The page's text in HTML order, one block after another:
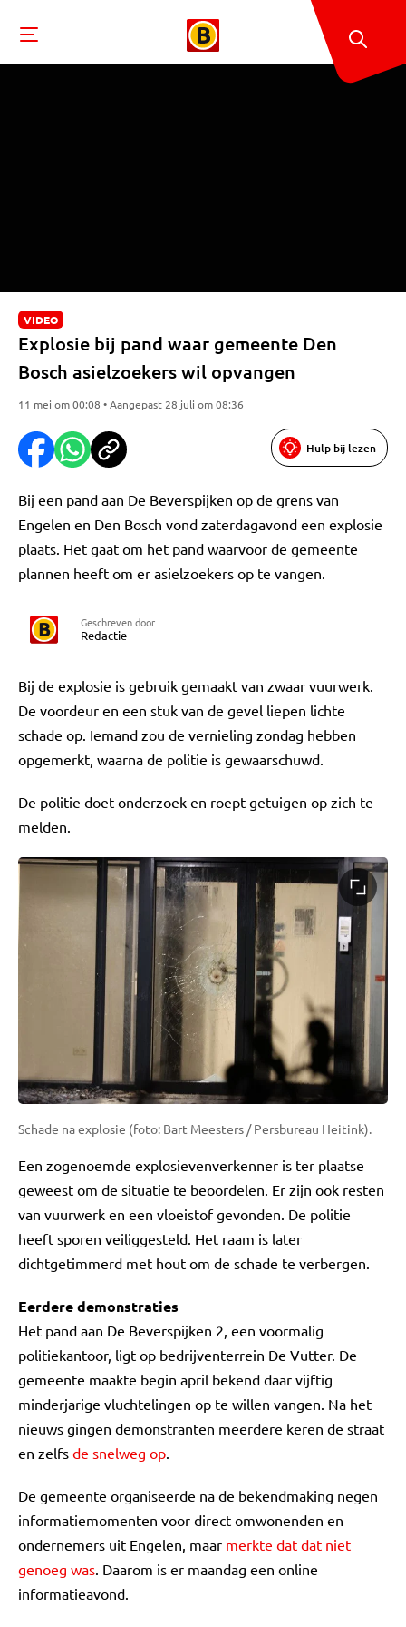
VIDEO
Explosie bij pand waar gemeente Den
Bosch asielzoekers wil opvangen
11 mei om 00:08 • Aangepast 28 juli om 08:36
Hulp bij lezen
Bij een pand aan De Beverspijken op de grens van
Engelen en Den Bosch vond zaterdagavond een explosie
plaats. Het gaat om het pand waarvoor de gemeente
plannen heeft om er asielzoekers op te vangen.
Geschreven door
Redactie
Bij de explosie is gebruik gemaakt van zwaar vuurwerk.
De voordeur en een stuk van de gevel liepen lichte
schade op. Iemand zou de vernieling zondag hebben
opgemerkt, waarna de politie is gewaarschuwd.
De politie doet onderzoek en roept getuigen op zich te
melden.
Schade na explosie (foto: Bart Meesters / Persbureau Heitink).
Een zogenoemde explosievenverkenner is ter plaatse
geweest om de situatie te beoordelen. Er zijn ook resten
van vuurwerk en een vloeistof gevonden. De politie
heeft sporen veiliggesteld. Het raam is later
dichtgetimmerd met hout om de schade te verbergen.
Eerdere demonstraties
Het pand aan De Beverspijken 2, een voormalig
politiekantoor, ligt op bedrijventerrein De Vutter. De
gemeente maakte begin april bekend daar vijftig
minderjarige vluchtelingen op te willen vangen. Na het
nieuws gingen demonstranten meerdere keren de straat
en zelfs de snelweg op.
De gemeente organiseerde na de bekendmaking negen
informatiemomenten voor direct omwonenden en
ondernemers uit Engelen, maar merkte dat dat niet
genoeg was. Daarom is er maandag een online
informatieavond.